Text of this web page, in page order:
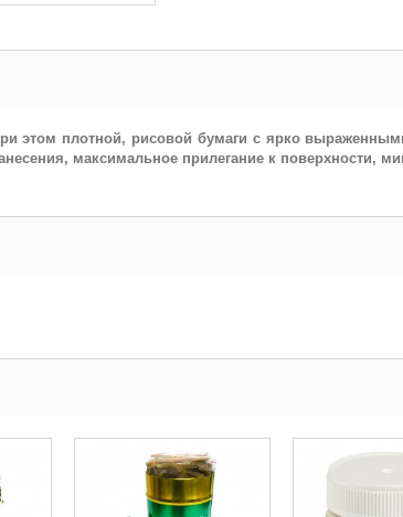
этом плотной, рисовой бумаги с ярко
максимальное прилегание к поверхности,